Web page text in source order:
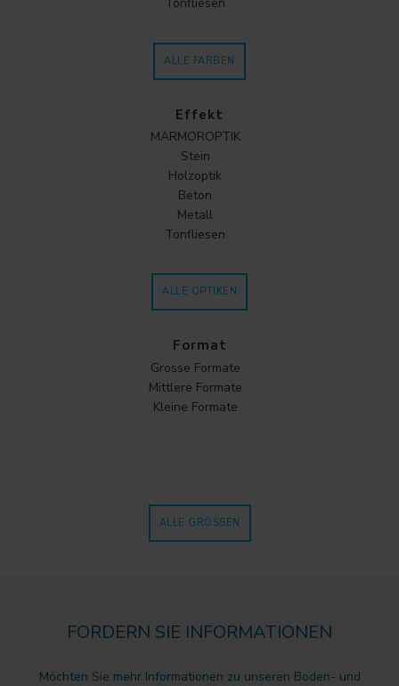
ALLE FARBEN
Effekt
MARMOROPTIK
Stein
Holzoptik
Beton
Metall
Tonfliesen
ALLE OPTIKEN
Format
Grosse Formate
Mittlere Formate
Kleine Formate
ALLE GRÖSSEN
FORDERN SIE INFORMATIONEN
Möchten Sie mehr Informationen zu unseren Boden- und